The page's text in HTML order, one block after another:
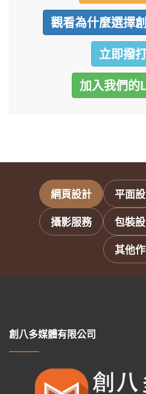
觀看為什麼選擇
立即撥
加入我們的
網頁設計 平面
攝影服務
包裝
其他
創八多媒體有限公司